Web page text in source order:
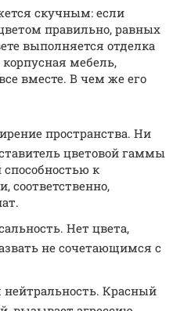
скучным: если
правильно, равных
выполняется отделка
мебель,
вместе. В чем же его
пространства. Ни
цветовой гаммы
способностью к
соответственно,
Нет цвета,
не сочетающимся с
нейтральность. Красный